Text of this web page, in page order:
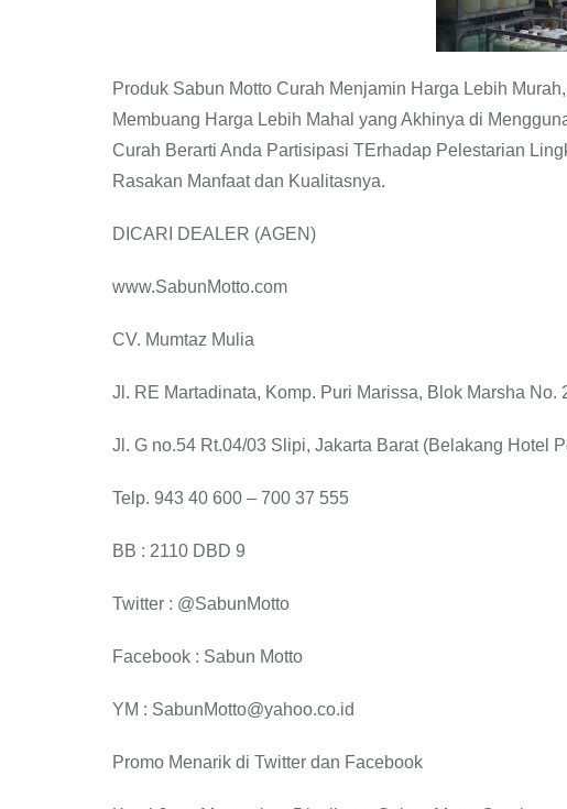
Produk Sabun Motto Curah Menjamin Harga Lebih
Membuang Harga Lebih Mahal yang Akhinya di
Curah Berarti Anda Partisipasi TErhadap Pelestarian
Rasakan Manfaat dan Kualitasnya.
DICARI DEALER (AGEN)
www.SabunMotto.com
CV. Mumtaz Mulia
Jl. RE Martadinata, Komp. Puri Marissa, Blok Marsha No.
Jl. G no.54 Rt.04/03 Slipi, Jakarta Barat (Belakang Hotel
Telp. 943 40 600 – 700 37 555
BB : 2110 DBD 9
Twitter : @SabunMotto
Facebook : Sabun Motto
YM : SabunMotto@yahoo.co.id
Promo Menarik di Twitter dan Facebook